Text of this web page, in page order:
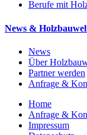
Berufe mit
News &
News
Über
Partner werden
Anfrage &
Home
Anfrage &
Impressum